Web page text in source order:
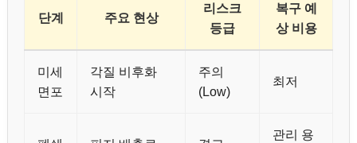
단계 주요 현상
리스크
등급
복구 예
상 비용
미세
면포
각질 비후화
시작
주의
(Low)
최저
관리 용